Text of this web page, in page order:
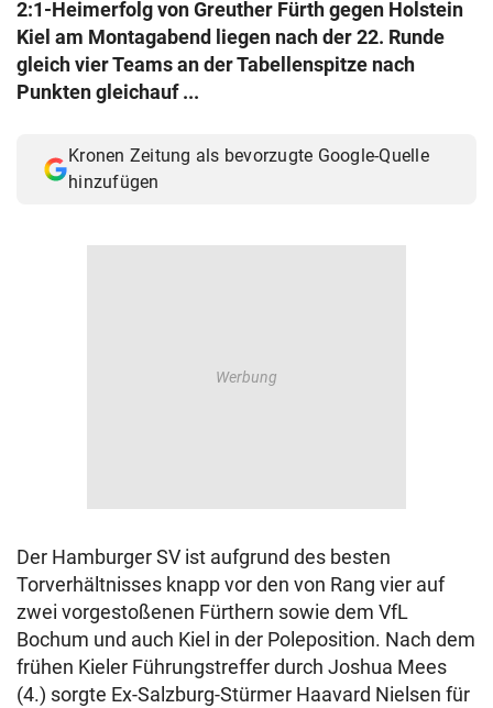
Muthgasse 2, 1190 Wien
2:1-Heimerfolg von Greuther Fürth gegen Holstein
Kiel am Montagabend liegen nach der 22. Runde
gleich vier Teams an der Tabellenspitze nach
Punkten gleichauf ...
Kronen Zeitung als bevorzugte Google-Quelle
hinzufügen
Der Hamburger SV ist aufgrund des besten
Torverhältnisses knapp vor den von Rang vier auf
zwei vorgestoßenen Fürthern sowie dem VfL
Bochum und auch Kiel in der Poleposition. Nach dem
frühen Kieler Führungstreffer durch Joshua Mees
(4.) sorgte Ex-Salzburg-Stürmer Haavard Nielsen für